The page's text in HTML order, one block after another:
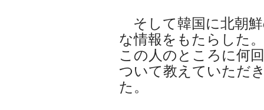
そして韓国に北朝
な情報をもたらした
この人のところに何
ついて教えていただ
た。